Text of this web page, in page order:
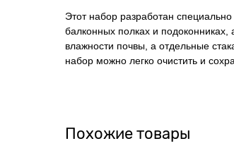
Этот набор разработан
балконных полках и
влажности почвы, а отдельные
набор можно легко очистить и
Похожие товары